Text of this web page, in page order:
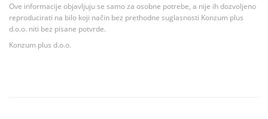
Ove informacije objavljuju se samo za osobne potrebe, a nije ih dozvoljeno
reproducirati na bilo koji način bez prethodne suglasnosti Konzum plus
d.o.o. niti bez pisane potvrde.
Konzum plus d.o.o.